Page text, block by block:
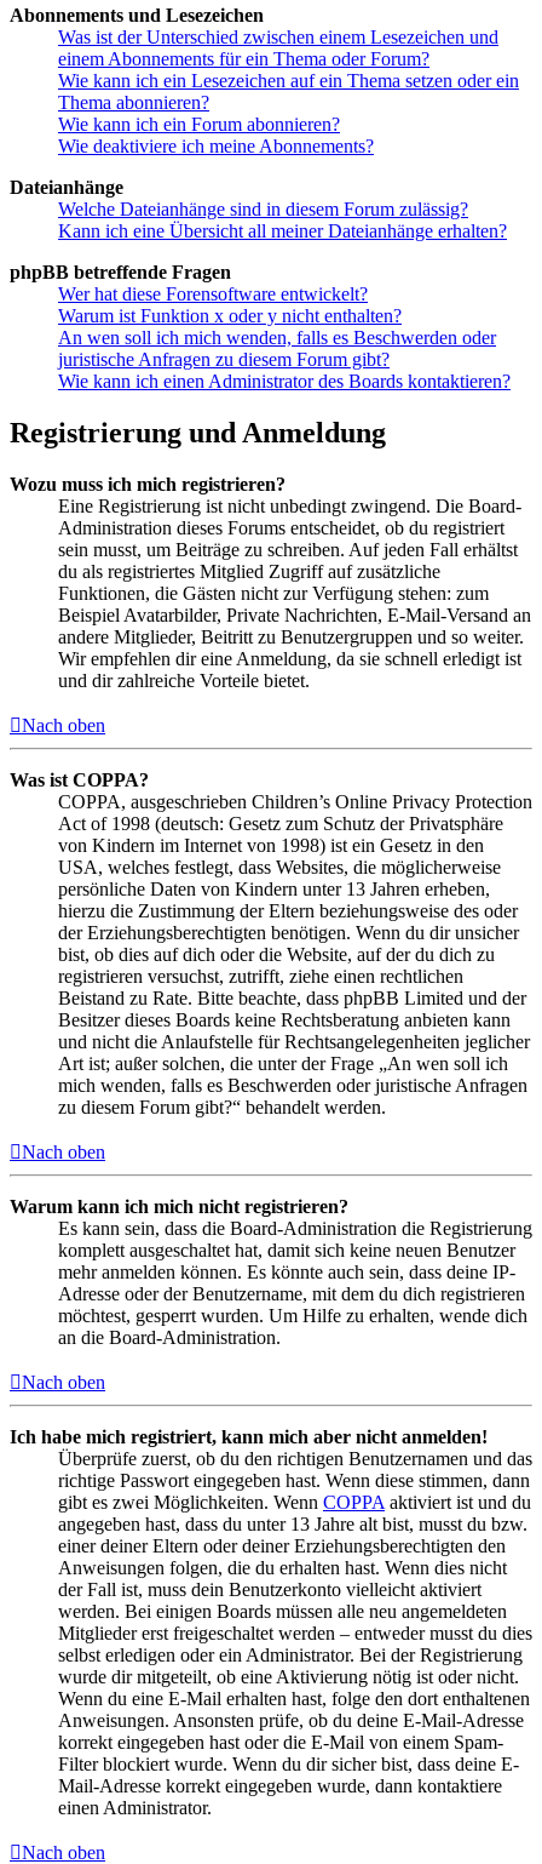
Abonnements und Lesezeichen
Was ist der Unterschied zwischen einem Lesezeichen und
einem Abonnements für ein Thema oder Forum?
Wie kann ich ein Lesezeichen auf ein Thema setzen oder ein
Thema abonnieren?
Wie kann ich ein Forum abonnieren?
Wie deaktiviere ich meine Abonnements?
Dateianhänge
Welche Dateianhänge sind in diesem Forum zulässig?
Kann ich eine Übersicht all meiner Dateianhänge erhalten?
phpBB betreffende Fragen
Wer hat diese Forensoftware entwickelt?
Warum ist Funktion x oder y nicht enthalten?
An wen soll ich mich wenden, falls es Beschwerden oder
juristische Anfragen zu diesem Forum gibt?
Wie kann ich einen Administrator des Boards kontaktieren?
Registrierung und Anmeldung
Wozu muss ich mich registrieren?
Eine Registrierung ist nicht unbedingt zwingend. Die Board-
Administration dieses Forums entscheidet, ob du registriert
sein musst, um Beiträge zu schreiben. Auf jeden Fall erhältst
du als registriertes Mitglied Zugriff auf zusätzliche
Funktionen, die Gästen nicht zur Verfügung stehen: zum
Beispiel Avatarbilder, Private Nachrichten, E-Mail-Versand an
andere Mitglieder, Beitritt zu Benutzergruppen und so weiter.
Wir empfehlen dir eine Anmeldung, da sie schnell erledigt ist
und dir zahlreiche Vorteile bietet.
Nach oben
Was ist COPPA?
COPPA, ausgeschrieben Children’s Online Privacy Protection
Act of 1998 (deutsch: Gesetz zum Schutz der Privatsphäre
von Kindern im Internet von 1998) ist ein Gesetz in den
USA, welches festlegt, dass Websites, die möglicherweise
persönliche Daten von Kindern unter 13 Jahren erheben,
hierzu die Zustimmung der Eltern beziehungsweise des oder
der Erziehungsberechtigten benötigen. Wenn du dir unsicher
bist, ob dies auf dich oder die Website, auf der du dich zu
registrieren versuchst, zutrifft, ziehe einen rechtlichen
Beistand zu Rate. Bitte beachte, dass phpBB Limited und der
Besitzer dieses Boards keine Rechtsberatung anbieten kann
und nicht die Anlaufstelle für Rechtsangelegenheiten jeglicher
Art ist; außer solchen, die unter der Frage „An wen soll ich
mich wenden, falls es Beschwerden oder juristische Anfragen
zu diesem Forum gibt?“ behandelt werden.
Nach oben
Warum kann ich mich nicht registrieren?
Es kann sein, dass die Board-Administration die Registrierung
komplett ausgeschaltet hat, damit sich keine neuen Benutzer
mehr anmelden können. Es könnte auch sein, dass deine IP-
Adresse oder der Benutzername, mit dem du dich registrieren
möchtest, gesperrt wurden. Um Hilfe zu erhalten, wende dich
an die Board-Administration.
Nach oben
Ich habe mich registriert, kann mich aber nicht anmelden!
Überprüfe zuerst, ob du den richtigen Benutzernamen und das
richtige Passwort eingegeben hast. Wenn diese stimmen, dann
gibt es zwei Möglichkeiten. Wenn COPPA aktiviert ist und du
angegeben hast, dass du unter 13 Jahre alt bist, musst du bzw.
einer deiner Eltern oder deiner Erziehungsberechtigten den
Anweisungen folgen, die du erhalten hast. Wenn dies nicht
der Fall ist, muss dein Benutzerkonto vielleicht aktiviert
werden. Bei einigen Boards müssen alle neu angemeldeten
Mitglieder erst freigeschaltet werden – entweder musst du dies
selbst erledigen oder ein Administrator. Bei der Registrierung
wurde dir mitgeteilt, ob eine Aktivierung nötig ist oder nicht.
Wenn du eine E-Mail erhalten hast, folge den dort enthaltenen
Anweisungen. Ansonsten prüfe, ob du deine E-Mail-Adresse
korrekt eingegeben hast oder die E-Mail von einem Spam-
Filter blockiert wurde. Wenn du dir sicher bist, dass deine E-
Mail-Adresse korrekt eingegeben wurde, dann kontaktiere
einen Administrator.
Nach oben